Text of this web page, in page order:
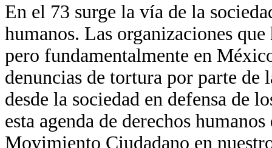
En el 73 surge la vía de la
humanos. Las organizaciones
pero fundamentalmente en
denuncias de tortura por parte
desde la sociedad en defensa de
esta agenda de derechos
Movimiento Ciudadano en